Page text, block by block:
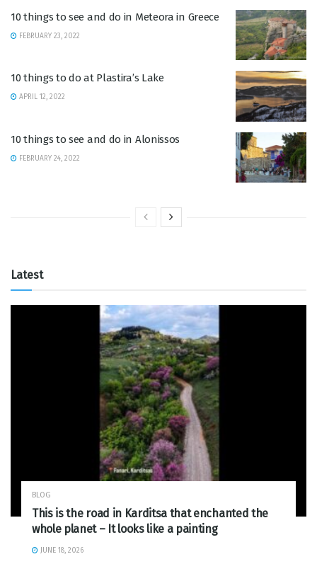
10 things to see and do in Meteora in Greece
FEBRUARY 23, 2022
10 things to do at Plastira’s Lake
APRIL 12, 2022
10 things to see and do in Alonissos
FEBRUARY 24, 2022
Latest
BLOG
This is the road in Karditsa that enchanted the
whole planet – It looks like a painting
JUNE 18, 2026